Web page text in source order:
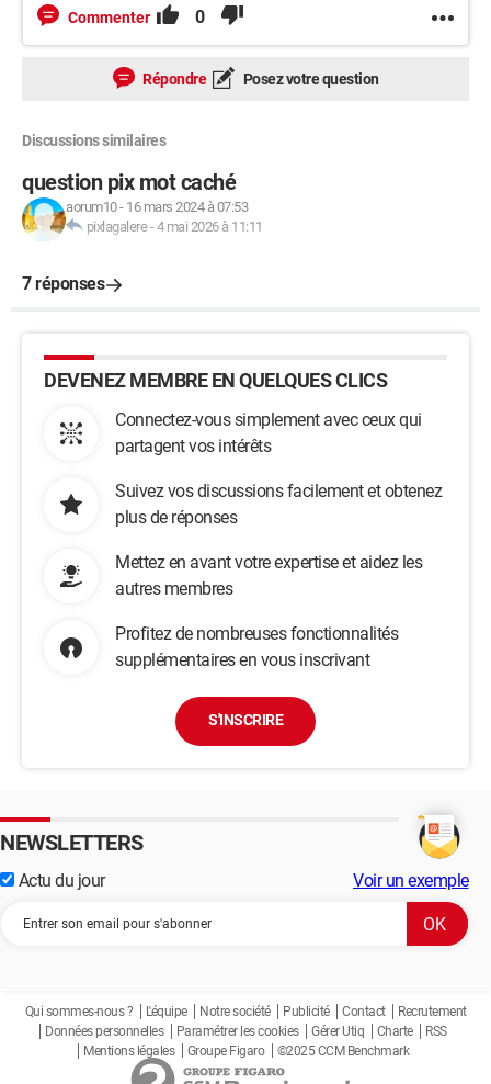
Commenter 0
Répondre Posez votre question
Discussions similaires
question pix mot caché
aorum10- 16 mars 2024 à 07:53
pixlagalere-4 mai 2026 à 11:11
7 réponses
DEVENEZ MEMBRE EN QUELQUES CLICS
Connectez-vous simplement avec ceux qui
partagent vos intérêts
Suivez vos discussions facilement et obtenez
plus de réponses
Mettez en avant votre expertise et aidez les
autres membres
Profitez de nombreuses fonctionnalités
supplémentaires en vous inscrivant
S'INSCRIRE
NEWSLETTERS
Actu du jour Voir un exemple
Qui sommes-nous ? L'équipe Notre société Publicité Contact
Recrutement
Données personnelles
Paramétrer les cookies Gérer Utiq Charte
RSS
Mentions légales
Groupe Figaro ©2025 CCM Benchmark